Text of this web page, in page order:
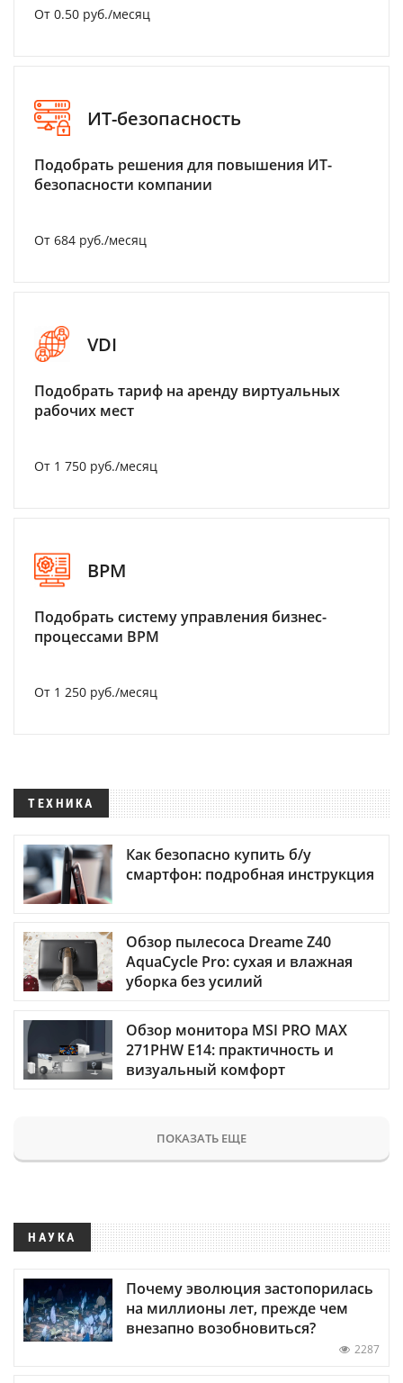
От 0.50 руб./месяц
ИТ-безопасность
Подобрать решения для повышения ИТ-
безопасности компании
От 684 руб./месяц
VDI
Подобрать тариф на аренду виртуальных
рабочих мест
От 1 750 руб./месяц
BPM
Подобрать систему управления бизнес-
процессами BPM
От 1 250 руб./месяц
ТЕХНИКА
Как безопасно купить б/у
смартфон: подробная инструкция
Обзор пылесоса Dreame Z40
AquaCycle Pro: сухая и влажная
уборка без усилий
Обзор монитора MSI PRO MAX
271PHW E14: практичность и
визуальный комфорт
ПОКАЗАТЬ ЕЩЕ
НАУКА
Почему эволюция застопорилась
на миллионы лет, прежде чем
внезапно возобновиться?
2287